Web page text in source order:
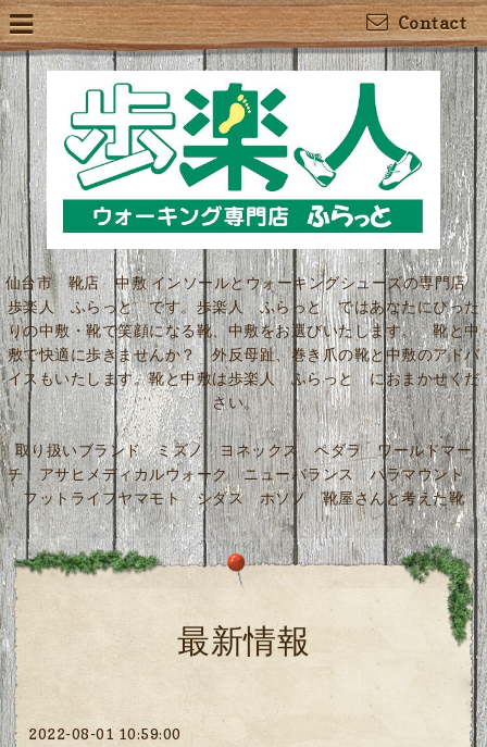
Contact
仙台市 靴店 中敷 インソールとウォーキングシューズの専門店
歩楽人 ふらっと です。歩楽人 ふらっと ではあなたにぴった
りの中敷・靴で笑顔になる靴、中敷をお選びいたします。 靴と中
敷で快適に歩きませんか？ 外反母趾、巻き爪の靴と中敷のアドバ
イスもいたします。靴と中敷は歩楽人 ふらっと におまかせくだ
さい。
取り扱いブランド ミズノ ヨネックス ペダラ ワールドマー
チ アサヒメディカルウォーク ニューバランス パラマウント
フットライフヤマモト シダス ホソノ 靴屋さんと考えた靴
最新情報
2022-08-01 10:59:00